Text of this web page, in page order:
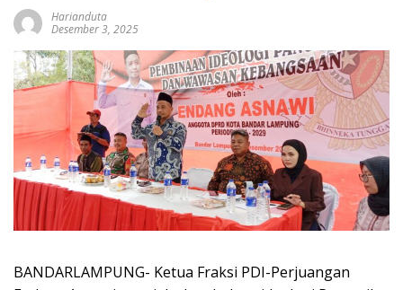
Harianduta
Desember 3, 2025
BANDARLAMPUNG- Ketua Fraksi PDI-Perjuangan